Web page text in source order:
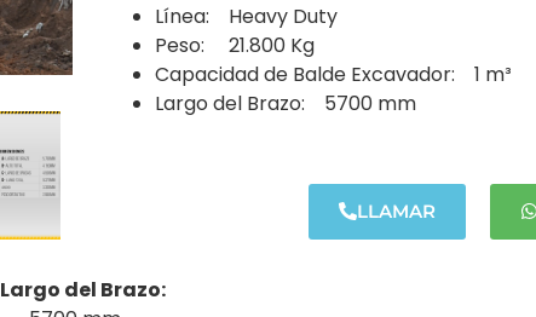
Línea: Heavy Duty
Peso: 21.800 Kg
Capacidad de Balde Excavador: 1 m³
Largo del Brazo: 5700 mm
LLAMAR
Largo del Brazo: